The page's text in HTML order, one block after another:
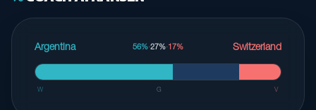
Argentina 56%·27%·17% Switzerland
W G V